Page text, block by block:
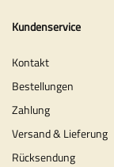
Kundenservice
Kontakt
Bestellungen
Zahlung
Versand & Lieferung
Rücksendung